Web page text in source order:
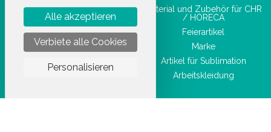
Material und Zubehör für CHR
/ HORECA
Feierartikel
Marke
Artikel für Sublimation
Arbeitskleidung
Alle akzeptieren
Verbiete alle Cookies
Personalisieren